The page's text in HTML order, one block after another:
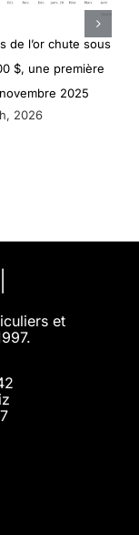
de l’or chute sous
$, une première
2025
2026
et